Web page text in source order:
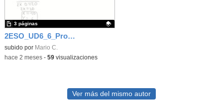
2ESO_UD6_6_Problemas de sistemas
Contenido educativo.
subido por Mario C.
3 páginas
-hace 2 meses- 59visualizaciones
Ver más del mismo autor